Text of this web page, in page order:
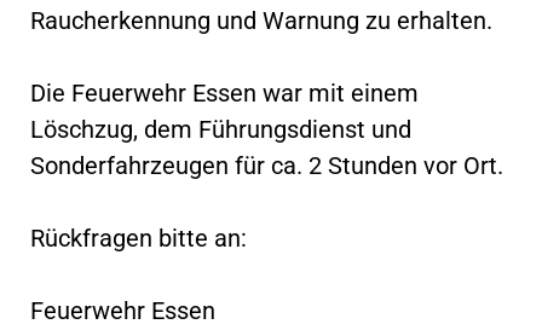
Raucherkennung und Warnung zu erhalten.
Die Feuerwehr Essen war mit einem
Löschzug, dem Führungsdienst und
Sonderfahrzeugen für ca. 2 Stunden vor Ort.
Rückfragen bitte an:
Feuerwehr Essen